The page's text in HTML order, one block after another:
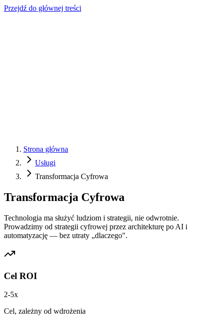
Przejdź do głównej treści
Strona główna
Usługi
Transformacja Cyfrowa
Transformacja Cyfrowa
Technologia ma służyć ludziom i strategii, nie odwrotnie.
Prowadzimy od strategii cyfrowej przez architekturę po AI i
automatyzację — bez utraty „dlaczego".
Cel ROI
2-5x
Cel, zależny od wdrożenia